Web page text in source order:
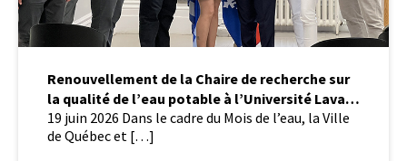
Renouvellement de la Chaire de recherche sur
la qualité de l’eau potable à l’Université Laval
en partenariat avec la Ville de Québec
19 juin 2026 Dans le cadre du Mois de l’eau, la Ville
de Québec et […]
potable
à
l’Université
partenariat